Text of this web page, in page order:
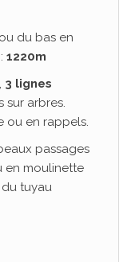
du bas en
1220m
, 3 lignes
sur arbres.
ou en rappels.
passages
en moulinette
du tuyau